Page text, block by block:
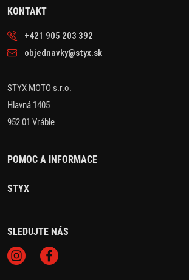
KONTAKT
+421 905 203 392
objednavky@styx.sk
STYX MOTO s.r.o.
Hlavná 1405
952 01 Vráble
POMOC A INFORMACE
STYX
SLEDUJTE NÁS